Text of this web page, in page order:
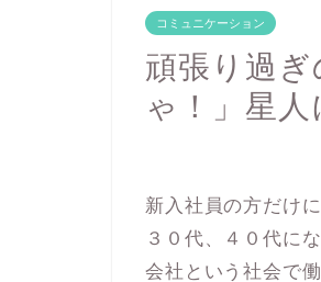
コミュニケーション
頑張り過
ゃ！」星
新入社員の方だけに
３０代、４０代に
会社という社会で